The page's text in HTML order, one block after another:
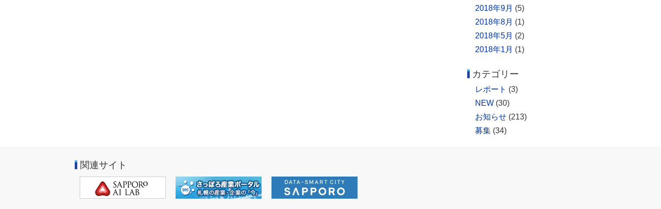
2018年9月 (5)
2018年8月 (1)
2018年5月 (2)
2018年1月 (1)
カテゴリー
レポート (3)
NEW(30)
お知らせ(213)
募集(34)
関連サイト